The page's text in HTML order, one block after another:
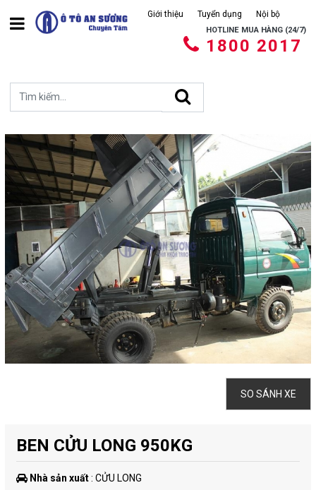
Giới thiệu Tuyển dụng Nội bộ
HOTLINE MUA HÀNG (24/7)
1800 2017
SO SÁNH XE
BEN CỬU LONG 950KG
Nhà sản xuất: CỬU LONG